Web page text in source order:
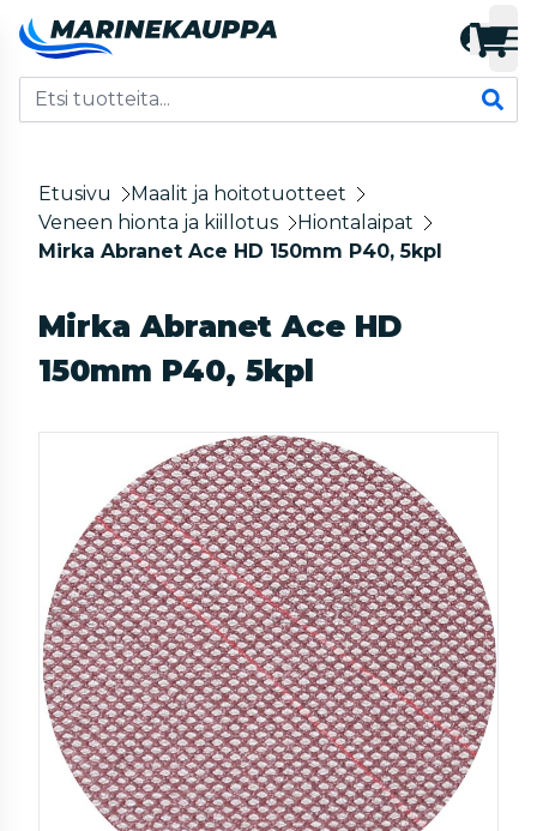
Etusivu
Maalit ja hoitotuotteet
Veneen hionta ja kiillotus
Hiontalaipat
Mirka Abranet Ace HD 150mm P40, 5kpl
Mirka Abranet Ace HD
150mm P40, 5kpl